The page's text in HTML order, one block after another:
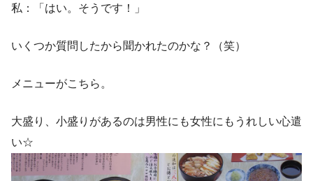
私：「はい。そうです！」
いくつか質問したから聞かれたのかな？（笑）
メニューがこちら。
大盛り、小盛りがあるのは男性にも女性にもうれしい心遣
い☆